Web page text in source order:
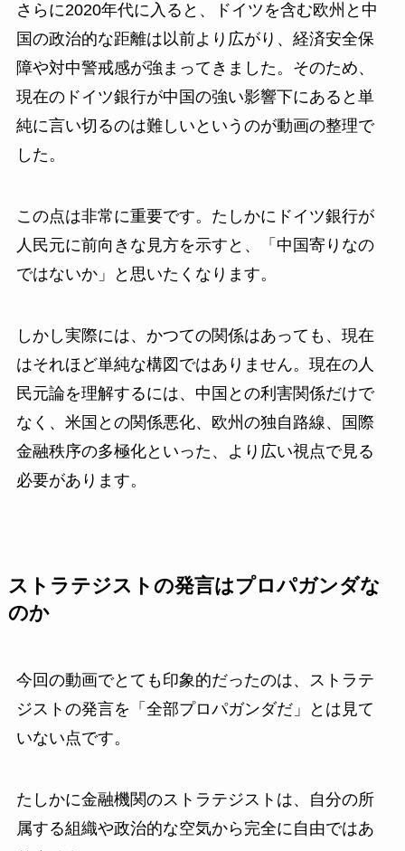
さらに2020年代に入ると、ドイツを含む欧州と中
国の政治的な距離は以前より広がり、経済安全保
障や対中警戒感が強まってきました。そのため、
現在のドイツ銀行が中国の強い影響下にあると単
純に言い切るのは難しいというのが動画の整理で
した。
この点は非常に重要です。たしかにドイツ銀行が
人民元に前向きな見方を示すと、「中国寄りなの
ではないか」と思いたくなります。
しかし実際には、かつての関係はあっても、現在
はそれほど単純な構図ではありません。現在の人
民元論を理解するには、中国との利害関係だけで
なく、米国との関係悪化、欧州の独自路線、国際
金融秩序の多極化といった、より広い視点で見る
必要があります。
ストラテジストの発言はプロパガンダな
のか
今回の動画でとても印象的だったのは、ストラテ
ジストの発言を「全部プロパガンダだ」とは見て
いない点です。
たしかに金融機関のストラテジストは、自分の所
属する組織や政治的な空気から完全に自由ではあ